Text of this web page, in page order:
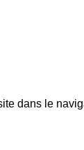
dans le